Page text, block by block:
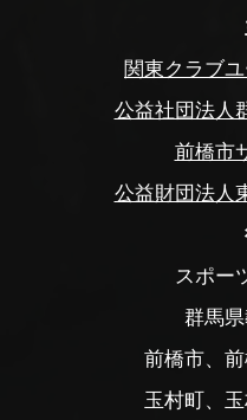
関東クラブ
公益社団法人
前橋市
公益財団法人
スポー
群馬
前橋市、
玉村町、